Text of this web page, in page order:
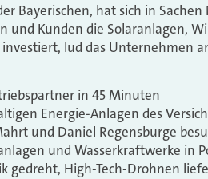
Bayerischen, hat sich in
und Kunden die Solaranlagen,
investiert, lud das Unternehmen
in 45 Minuten
Energie-Anlagen des
und Daniel Regensburge
und Wasserkraftwerke in
gedreht, High-Tech-Drohnen